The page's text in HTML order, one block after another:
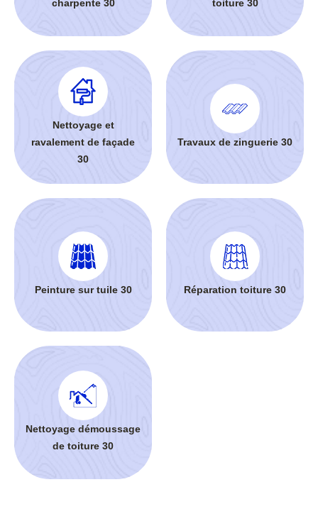
charpente 30
toiture 30
Nettoyage et
ravalement de façade
30
Travaux de zinguerie 30
Peinture sur tuile 30 Réparation toiture 30
Nettoyage démoussage
de toiture 30